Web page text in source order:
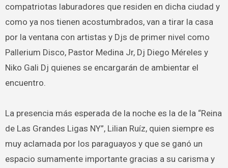
compatriotas laburadores que residen en dicha ciudad y
como ya nos tienen acostumbrados, van a tirar la casa
por la ventana con artistas y Djs de primer nivel como
Pallerium Disco, Pastor Medina Jr, Dj Diego Méreles y
Niko Gali Dj quienes se encargarán de ambientar el
encuentro.
La presencia más esperada de la noche es la de la “Reina
de Las Grandes Ligas NY”, Lilian Ruíz, quien siempre es
muy aclamada por los paraguayos y que se ganó un
espacio sumamente importante gracias a su carisma y